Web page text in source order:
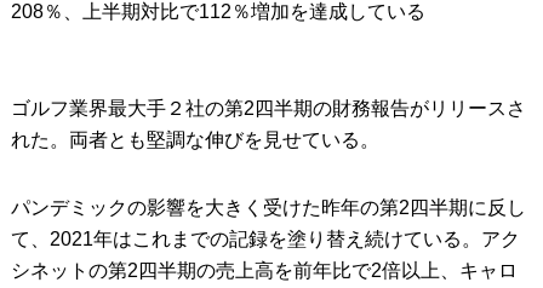
208％、上半期対比で112％増加を達成している
ゴルフ業界最大手２社の第2四半期の財務報告がリリースさ
れた。両者とも堅調な伸びを見せている。
パンデミックの影響を大きく受けた昨年の第2四半期に反し
て、2021年はこれまでの記録を塗り替え続けている。アク
シネットの第2四半期の売上高を前年比で2倍以上、キャロ
Our Mission 私たちの使命